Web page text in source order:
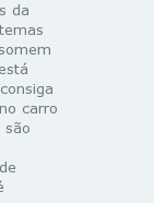
da
carro
são